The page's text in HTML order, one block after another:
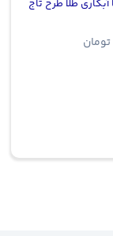
آبکاری طلا طرح تاج
تومان